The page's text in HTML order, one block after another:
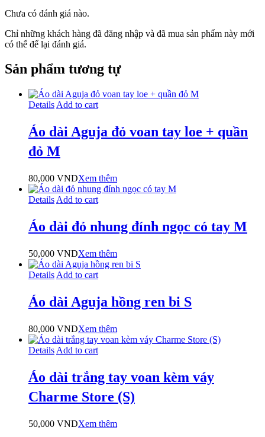
Chưa có đánh giá nào.
Chỉ những khách hàng đã đăng nhập và đã mua sản phẩm này mới
có thể để lại đánh giá.
Sản phẩm tương tự
Details Add to cart
Áo dài Aguja đỏ voan tay loe + quần
đỏ M
80,000 VNDXem thêm
Details Add to cart
Áo dài đỏ nhung đính ngọc có tay M
50,000 VNDXem thêm
Details Add to cart
Áo dài Aguja hồng ren bi S
80,000 VNDXem thêm
Details Add to cart
Áo dài trắng tay voan kèm váy
Charme Store (S)
50,000 VNDXem thêm